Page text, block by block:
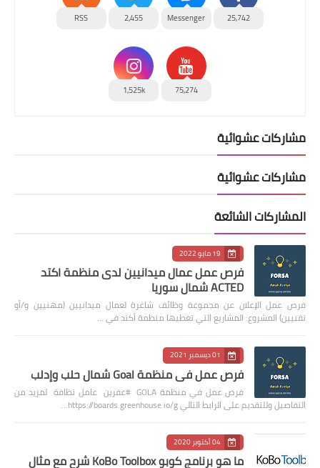
25,742
Messenger
2,455
RSS
75,274
1,525k
مشاركات عشوائية
مشاركات عشوائية
المشاركات الشائعة
19 مايو 2022
فرص عمل عمال ميدانيين لدى منظمة اكتد
ACTED شمال سوريا
فرص عمل الإعلان عن مجموعة وظائف شاغرة لعمال ميدانيين (مهنيين و/أو
تقنيين) المشروع: المشاريع التي تغطيها منظمة أكتد في …
01 ديسمبر 2021
فرص عمل في منظمة Goal شمال حلب وإدلب
فرص عمل في منظمة GOLA #عفرين عامل نظافة لمزيد من
التفاصيل وللتقديم على الرابط التالي https://boards.greenhouse.io/g…
04 أكتوبر 2020
ما هو برنامج كوبو KoBo Toolbox شرح مع مثال